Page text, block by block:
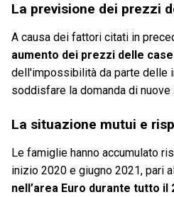
La previsione dei prezzi
A causa dei fattori citati in
aumento dei prezzi delle
dell'impossibilità da parte delle
soddisfare la domanda di nuove
La situazione mutui e
Le famiglie hanno accumulato
inizio 2020 e giugno 2021, pari al
nell’area Euro durante tutto il